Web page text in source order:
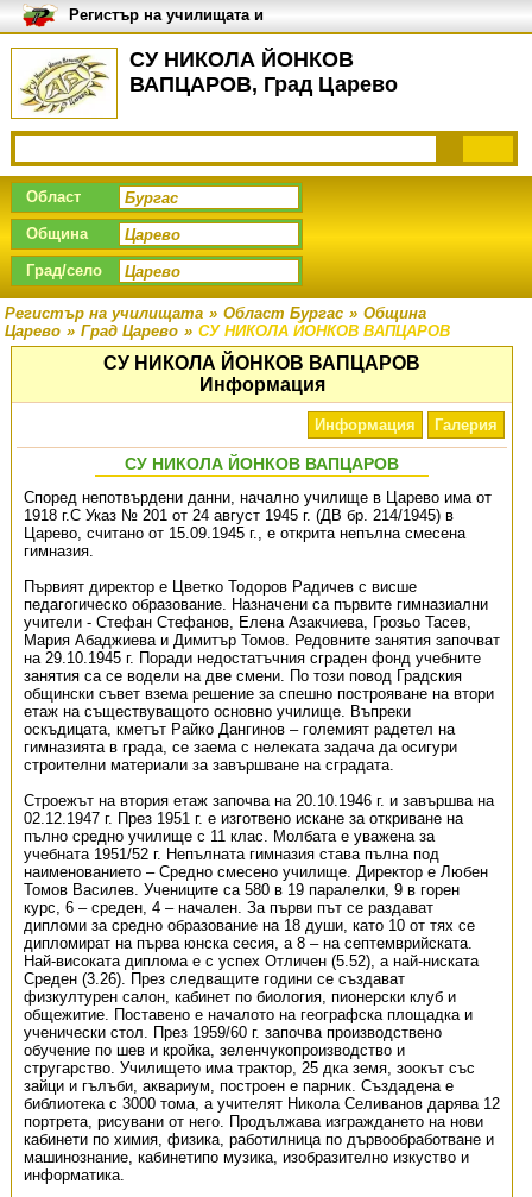
СУ НИКОЛА ЙОНКОВ
ВАПЦАРОВ, Град Царево
Регистър на училищата и
университетите в България
Област
Община
Град/село
Регистър на училищата » Област Бургас » Община
Царево » Град Царево » СУ НИКОЛА ЙОНКОВ ВАПЦАРОВ
СУ НИКОЛА ЙОНКОВ ВАПЦАРОВ
Информация
Информация Галерия
СУ НИКОЛА ЙОНКОВ ВАПЦАРОВ
Според непотвърдени данни, начално училище в Царево има от
1918 г.С Указ № 201 от 24 август 1945 г. (ДВ бр. 214/1945) в
Царево, считано от 15.09.1945 г., е открита непълна смесена
гимназия.
Първият директор е Цветко Тодоров Радичев с висше
педагогическо образование. Назначени са първите гимназиални
учители - Стефан Стефанов, Елена Азакчиева, Грозьо Тасев,
Мария Абаджиева и Димитър Томов. Редовните занятия започват
на 29.10.1945 г. Поради недостатъчния сграден фонд учебните
занятия са се водели на две смени. По този повод Градския
общински съвет взема решение за спешно построяване на втори
етаж на съществуващото основно училище. Въпреки
оскъдицата, кметът Райко Дангинов – големият радетел на
гимназията в града, се заема с нелеката задача да осигури
строителни материали за завършване на сградата.
Строежът на втория етаж започва на 20.10.1946 г. и завършва на
02.12.1947 г. През 1951 г. е изготвено искане за откриване на
пълно средно училище с 11 клас. Молбата е уважена за
учебната 1951/52 г. Непълната гимназия става пълна под
наименованието – Средно смесено училище. Директор е Любен
Томов Василев. Учениците са 580 в 19 паралелки, 9 в горен
курс, 6 – среден, 4 – начален. За първи път се раздават
дипломи за средно образование на 18 души, като 10 от тях се
дипломират на първа юнска сесия, а 8 – на септемврийската.
Най-високата диплома е с успех Отличен (5.52), а най-ниската
Среден (3.26). През следващите години се създават
физкултурен салон, кабинет по биология, пионерски клуб и
общежитие. Поставено е началото на географска площадка и
ученически стол. През 1959/60 г. започва производствено
обучение по шев и кройка, зеленчукопроизводство и
стругарство. Училището има трактор, 25 дка земя, зоокът със
зайци и гълъби, аквариум, построен е парник. Създадена е
библиотека с 3000 тома, а учителят Никола Селиванов дарява 12
портрета, рисувани от него. Продължава изграждането на нови
кабинети по химия, физика, работилница по дървообработване и
машинознание, кабинетипо музика, изобразително изкуство и
информатика.